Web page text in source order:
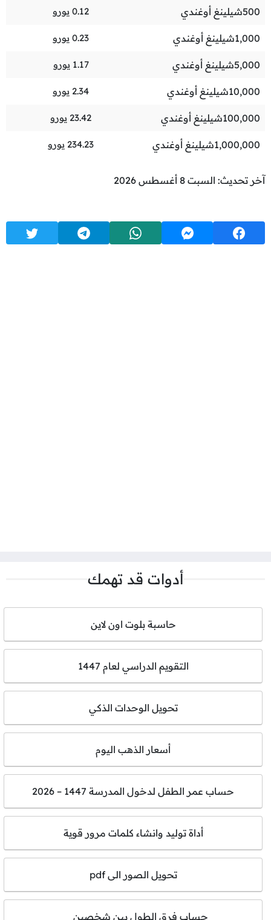
500شيلينغ أوغندي 0.12 يورو
1,000شيلينغ أوغندي 0.23 يورو
5,000شيلينغ أوغندي 1.17 يورو
10,000شيلينغ أوغندي 2.34 يورو
100,000شيلينغ أوغندي 23.42 يورو
1,000,000شيلينغ أوغندي 234.23 يورو
آخر تحديث: السبت 8 أغسطس 2026
أدوات قد تهمك
حاسبة بلوت اون لاين
التقويم الدراسي لعام 1447
تحويل الوحدات الذكي
أسعار الذهب اليوم
حساب عمر الطفل لدخول المدرسة 1447 – 2026
أداة توليد وانشاء كلمات مرور قوية
تحويل الصور الى pdf
حساب فرق الطول بين شخصين